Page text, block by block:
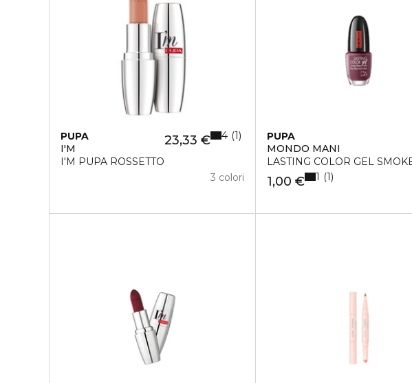
PUPA
I'M
I'M PUPA ROSSETTO
23,33 €
3 colori
4 1
PUPA
MONDO MANI
LASTING COLOR GEL
1,00 € 1 1